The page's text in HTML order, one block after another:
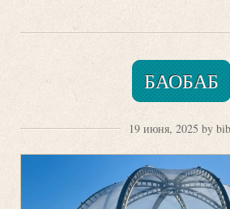
БАОБАБ
19 июня, 2025 by